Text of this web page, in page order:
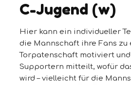
C-Jugend (w)
Hier kann ein individueller
die Mannschaft ihre Fans zu
Torpatenschaft motiviert
Supportern mitteilt, wofür
wird – vielleicht für die